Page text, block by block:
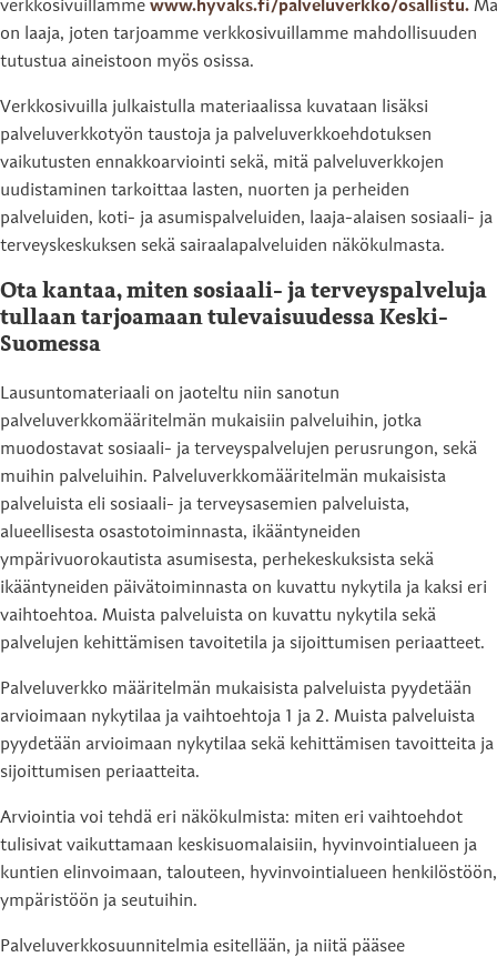
verkkosivuillamme www.hyvaks.fi/palveluverkko/osallistu.
on laaja, joten tarjoamme verkkosivuillamme mahdollisuuden
tutustua aineistoon myös osissa.
Verkkosivuilla julkaistulla materiaalissa kuvataan lisäksi
palveluverkkotyön taustoja ja palveluverkkoehdotuksen
vaikutusten ennakkoarviointi sekä, mitä palveluverkkojen
uudistaminen tarkoittaa lasten, nuorten ja perheiden
palveluiden, koti- ja asumispalveluiden, laaja-alaisen sosiaali- ja
terveyskeskuksen sekä sairaalapalveluiden näkökulmasta.
Ota kantaa, miten sosiaali- ja terveyspalveluja
tullaan tarjoamaan tulevaisuudessa Keski-
Suomessa
Lausuntomateriaali on jaoteltu niin sanotun
palveluverkkomääritelmän mukaisiin palveluihin, jotka
muodostavat sosiaali- ja terveyspalvelujen perusrungon, sekä
muihin palveluihin. Palveluverkkomääritelmän mukaisista
palveluista eli sosiaali- ja terveysasemien palveluista,
alueellisesta osastotoiminnasta, ikääntyneiden
ympärivuorokautista asumisesta, perhekeskuksista sekä
ikääntyneiden päivätoiminnasta on kuvattu nykytila ja kaksi eri
vaihtoehtoa. Muista palveluista on kuvattu nykytila sekä
palvelujen kehittämisen tavoitetila ja sijoittumisen periaatteet.
Palveluverkko määritelmän mukaisista palveluista pyydetään
arvioimaan nykytilaa ja vaihtoehtoja 1 ja 2. Muista palveluista
pyydetään arvioimaan nykytilaa sekä kehittämisen tavoitteita ja
sijoittumisen periaatteita.
Arviointia voi tehdä eri näkökulmista: miten eri vaihtoehdot
tulisivat vaikuttamaan keskisuomalaisiin, hyvinvointialueen ja
kuntien elinvoimaan, talouteen, hyvinvointialueen henkilöstöön,
ympäristöön ja seutuihin.
Palveluverkkosuunnitelmia esitellään, ja niitä pääsee